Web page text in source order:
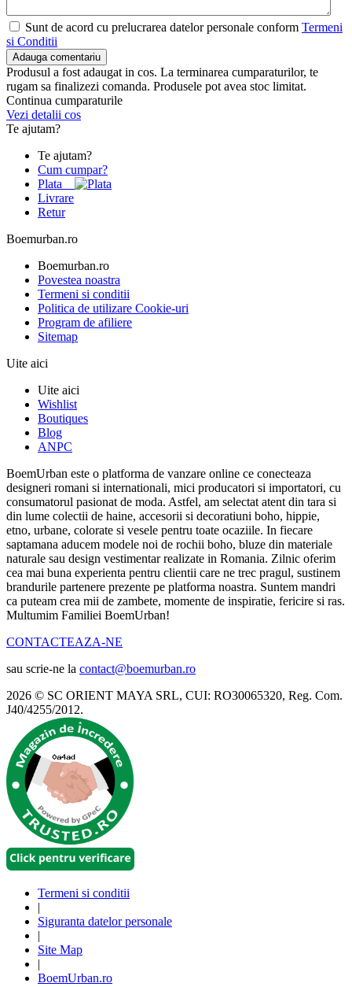
Sunt de acord cu prelucrarea datelor personale conform Termeni
si Conditii
Adauga comentariu
Produsul a fost adaugat in cos. La terminarea cumparaturilor, te
rugam sa finalizezi comanda. Produsele pot avea stoc limitat.
Continua cumparaturile
Vezi detalii cos
Te ajutam?
Te ajutam?
Cum cumpar?
Plata
Livrare
Retur
Boemurban.ro
Boemurban.ro
Povestea noastra
Termeni si conditii
Politica de utilizare Cookie-uri
Program de afiliere
Sitemap
Uite aici
Uite aici
Wishlist
Boutiques
Blog
ANPC
BoemUrban este o platforma de vanzare online ce conecteaza
designeri romani si internationali, mici producatori si importatori, cu
consumatorul pasionat de moda. Astfel, am selectat atent din tara si
din lume colectii de haine, accesorii si decoratiuni boho, hippie,
etno, urbane, colorate si vesele pentru toate ocaziile. In fiecare
saptamana aducem modele noi de rochii boho, bluze din materiale
naturale sau design vestimentar realizate in Romania. Zilnic oferim
cea mai buna experienta pentru clientii care ne trec pragul, sustinem
brandurile partenere prezente pe platforma noastra. Suntem mandri
ca puteam crea mii de zambete, momente de inspiratie, fericire si ras.
Multumim Familiei BoemUrban!
CONTACTEAZA-NE
sau scrie-ne la contact@boemurban.ro
2026 © SC ORIENT MAYA SRL, CUI: RO30065320, Reg. Com.
J40/4255/2012.
Termeni si conditii
|
Siguranta datelor personale
|
Site Map
|
BoemUrban.ro